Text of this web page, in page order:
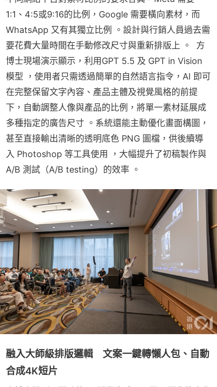
1:1、4:5或9:16的比例，Google 需要橫向素材，而
WhatsApp 又有其獨立比例 。設計與行銷人員過去需
要花費大量時間在手動修改尺寸與重新排版上 。  方
博士現場演示顯示，利用GPT 5.5 及 GPT in Vision
模型 ，使用者只需透過簡單的自然語言指令，AI 即可
在完整保留文字內容、產品主體及視覺風格的前提
下，自動調整人像與產品的比例，將單一素材延展成
多種指定的廣告尺寸 。系統還能主動優化畫面構圖，
甚至直接輸出清晰的透明底色 PNG 圖檔，供後續導
入 Photoshop 等工具使用 ，大幅提升了初稿製作與
A/B 測試（A/B testing）的效率 。
融入大師級排版邏輯 文案一鍵轉懶人包、自動
合成4K短片